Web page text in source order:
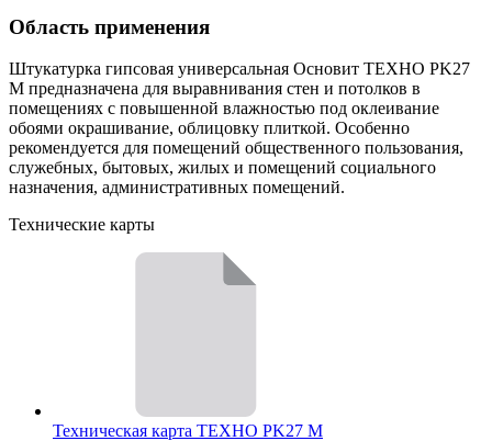
Область применения
Штукатурка гипсовая универсальная Основит ТЕХНО PK27
М предназначена для выравнивания стен и потолков в
помещениях с повышенной влажностью под оклеивание
обоями окрашивание, облицовку плиткой. Особенно
рекомендуется для помещений общественного пользования,
служебных, бытовых, жилых и помещений социального
назначения, административных помещений.
Технические карты
Техническая карта ТЕХНО PK27 М